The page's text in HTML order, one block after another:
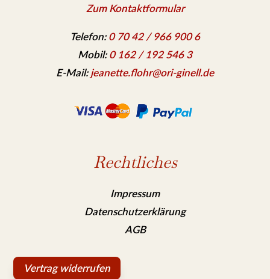
Zum Kontaktformular
Telefon:0 70 42 / 966 900 6
Mobil:0 162 / 192 546 3
E-Mail: jeanette.flohr@ori-ginell.de
Rechtliches
Impressum
Datenschutzerklärung
AGB
Vertrag widerrufen